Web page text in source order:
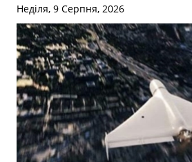
Неділя, 9 Серпня, 2026